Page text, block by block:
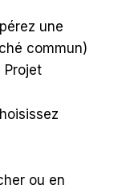
une
commun)
ou en